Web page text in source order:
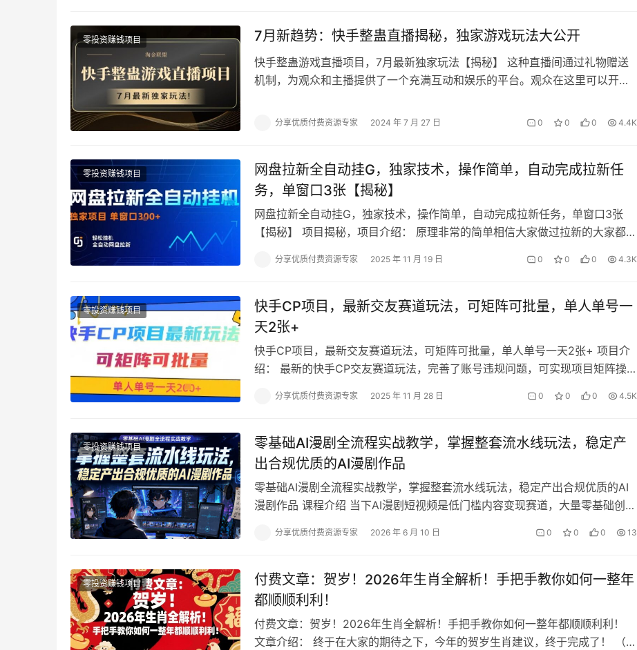
零投资赚钱项目 7月新趋势：快手整蛊直播揭秘，独家游戏玩法大公开
快手整蛊游戏直播项目，7月最新独家玩法【揭秘】 这种直播间通过礼物赠送
机制，为观众和主播提供了一个充满互动和娱乐的平台。观众在这里可以开心
分享优质付费资源专家 2024 年 7 月 27 日 0 0 0 4.4K
零投资赚钱项目
网盘拉新全自动挂G，独家技术，操作简单，自动完成拉新任
务，单窗口3张【揭秘】
网盘拉新全自动挂G，独家技术，操作简单，自动完成拉新任务，单窗口3张
【揭秘】 项目揭秘，项目介绍： 原理非常的简单相信大家做过拉新的大家都知
分享优质付费资源专家 2025 年 11 月 19 日 0 0 0 4.3K
零投资赚钱项目
快手CP项目，最新交友赛道玩法，可矩阵可批量，单人单号一
天2张+
快手CP项目，最新交友赛道玩法，可矩阵可批量，单人单号一天2张+ 项目介
绍： 最新的快手CP交友赛道玩法，完善了账号违规问题，可实现项目矩阵操
分享优质付费资源专家 2025 年 11 月 28 日 0 0 0 4.5K
零投资赚钱项目
零基础AI漫剧全流程实战教学，掌握整套流水线玩法，稳定产
出合规优质的AI漫剧作品
零基础AI漫剧全流程实战教学，掌握整套流水线玩法，稳定产出合规优质的AI
漫剧作品 课程介绍 当下AI漫剧短视频是低门槛内容变现赛道，大量零基础创作
分享优质付费资源专家 2026 年 6 月 10 日 0 0 0 13
零投资赚钱项目
付费文章：贺岁！2026年生肖全解析！手把手教你如何一整年
都顺顺利利！
付费文章：贺岁！2026年生肖全解析！手把手教你如何一整年都顺顺利利！
文章介绍： 终于在大家的期待之下，今年的贺岁生肖建议，终于完成了！ （讲